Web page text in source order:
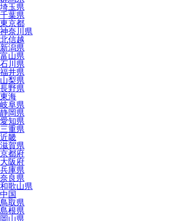
埼玉県
千葉県
東京都
神奈川県
北信越
新潟県
富山県
石川県
福井県
山梨県
長野県
東海
岐阜県
静岡県
愛知県
三重県
近畿
滋賀県
京都府
大阪府
兵庫県
奈良県
和歌山県
中国
鳥取県
島根県
岡山県